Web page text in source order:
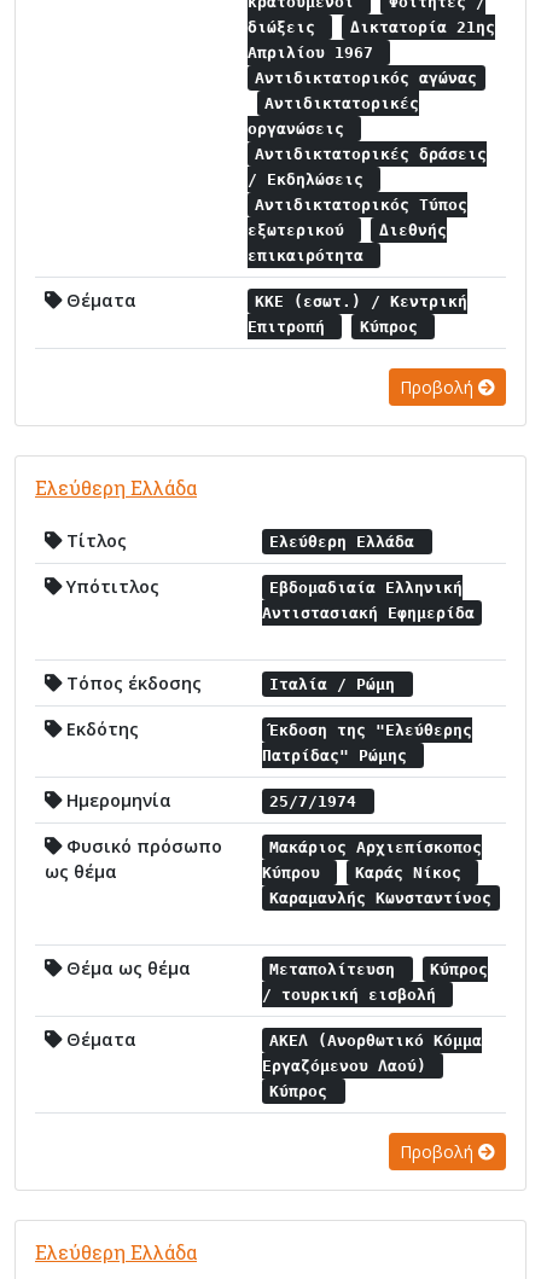
διώξεις
Δικτατορία 21ης
Απριλίου 1967
Αντιδικτατορικός αγώνας
Αντιδικτατορικές
οργανώσεις
Αντιδικτατορικές δράσεις
/ Εκδηλώσεις
Αντιδικτατορικός Τύπος
εξωτερικού
Διεθνής
επικαιρότητα
Θέματα
ΚΚΕ (εσωτ.) / Κεντρική
Επιτροπή
Κύπρος
Προβολή
Ελεύθερη Ελλάδα
Τίτλος Ελεύθερη Ελλάδα
Υπότιτλος
Εβδομαδιαία Ελληνική
Αντιστασιακή Εφημερίδα
Τόπος έκδοσης Ιταλία / Ρώμη
Εκδότης
Έκδοση της "Ελεύθερης
Πατρίδας" Ρώμης
Ημερομηνία 25/7/1974
Φυσικό πρόσωπο
ως θέμα
Μακάριος Αρχιεπίσκοπος
Κύπρου
Καράς Νίκος
Καραμανλής Κωνσταντίνος
Θέμα ως θέμα Μεταπολίτευση
Κύπρος
/ τουρκική εισβολή
Θέματα
ΑΚΕΛ (Ανορθωτικό Κόμμα
Εργαζόμενου Λαού)
Κύπρος
Προβολή
Ελεύθερη Ελλάδα